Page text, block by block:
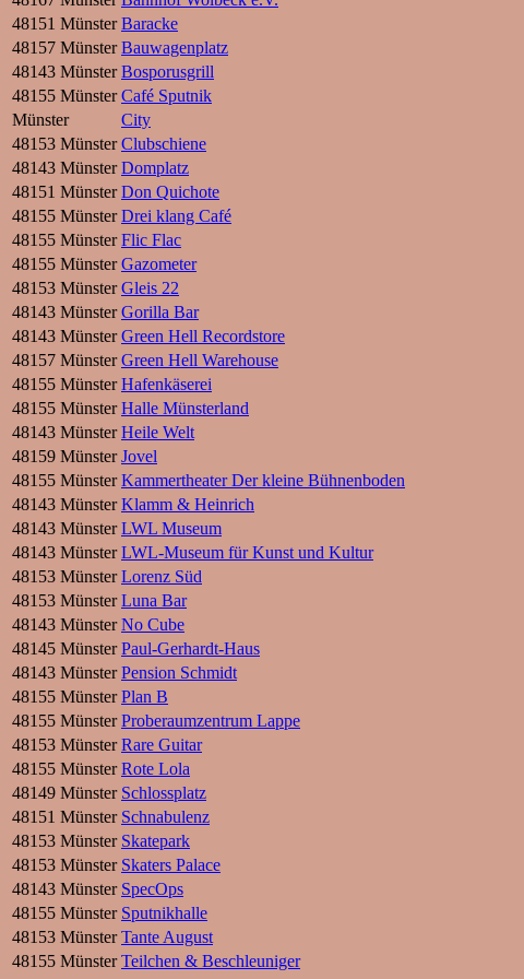
48151 Münster Baracke
48157 Münster Bauwagenplatz
48143 Münster Bosporusgrill
48155 Münster Café Sputnik
Münster
City
48153 Münster Clubschiene
48143 Münster Domplatz
48151 Münster Don Quichote
48155 Münster Drei klang Café
48155 Münster Flic Flac
48155 Münster Gazometer
48153 Münster Gleis 22
48143 Münster Gorilla Bar
48143 Münster Green Hell Recordstore
48157 Münster Green Hell Warehouse
48155 Münster Hafenkäserei
48155 Münster Halle Münsterland
48143 Münster Heile Welt
48159 Münster Jovel
48155 Münster Kammertheater Der kleine Bühnenboden
48143 Münster Klamm & Heinrich
48143 Münster LWL Museum
48143 Münster LWL-Museum für Kunst und Kultur
48153 Münster Lorenz Süd
48153 Münster Luna Bar
48143 Münster No Cube
48145 Münster Paul-Gerhardt-Haus
48143 Münster Pension Schmidt
48155 Münster Plan B
48155 Münster Proberaumzentrum Lappe
48153 Münster Rare Guitar
48155 Münster Rote Lola
48149 Münster Schlossplatz
48151 Münster Schnabulenz
48153 Münster Skatepark
48153 Münster Skaters Palace
48143 Münster SpecOps
48155 Münster Sputnikhalle
48153 Münster Tante August
48155 Münster Teilchen & Beschleuniger